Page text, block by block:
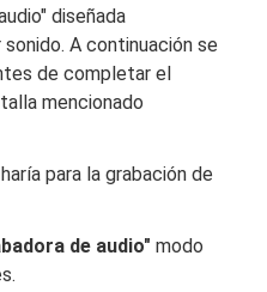
diseñada
A continuación se
de completar el
mencionado
para la grabación de
de audio" modo